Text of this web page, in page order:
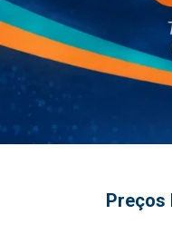
Preços